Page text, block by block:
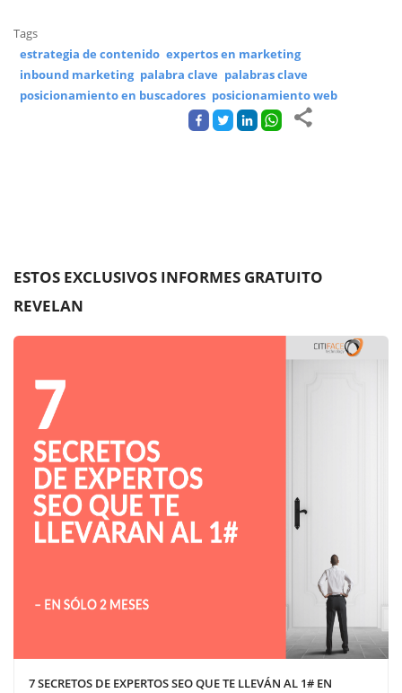
Tags
estrategia de contenido expertos en marketing
inbound marketing palabra clave palabras clave
posicionamiento en buscadores posicionamiento web
ESTOS EXCLUSIVOS INFORMES GRATUITO
REVELAN
7 SECRETOS DE EXPERTOS SEO QUE TE LLEVÁN AL 1# EN